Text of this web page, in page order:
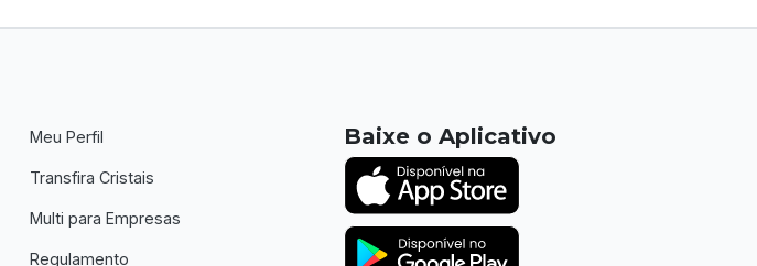
Meu Perfil
Transfira Cristais
Multi para Empresas
Regulamento
Baixe o Aplicativo